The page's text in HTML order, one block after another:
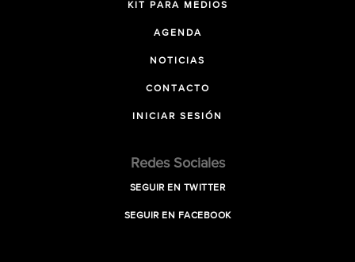
KIT PARA MEDIOS
AGENDA
NOTICIAS
CONTACTO
INICIAR SESIÓN
Redes Sociales
SEGUIR EN TWITTER
SEGUIR EN FACEBOOK